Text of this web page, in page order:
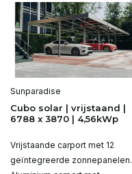
Sunparadise
Cubo solar | vrijstaand |
6788 x 3870 | 4,56kWp
Vrijstaande carport met 12
geïntegreerde zonnepanelen.